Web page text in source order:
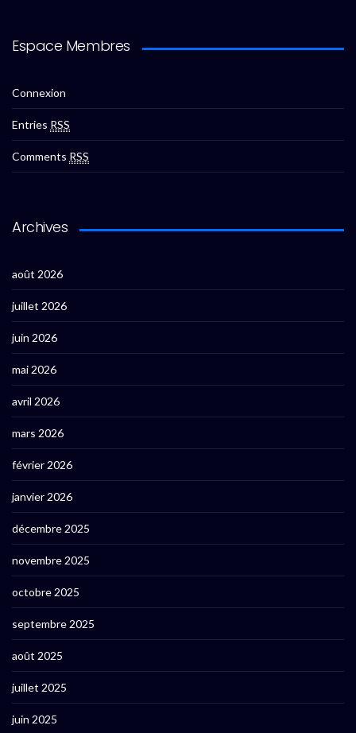
Espace Membres
Connexion
Entries RSS
Comments RSS
Archives
août 2026
juillet 2026
juin 2026
mai 2026
avril 2026
mars 2026
février 2026
janvier 2026
décembre 2025
novembre 2025
octobre 2025
septembre 2025
août 2025
juillet 2025
juin 2025